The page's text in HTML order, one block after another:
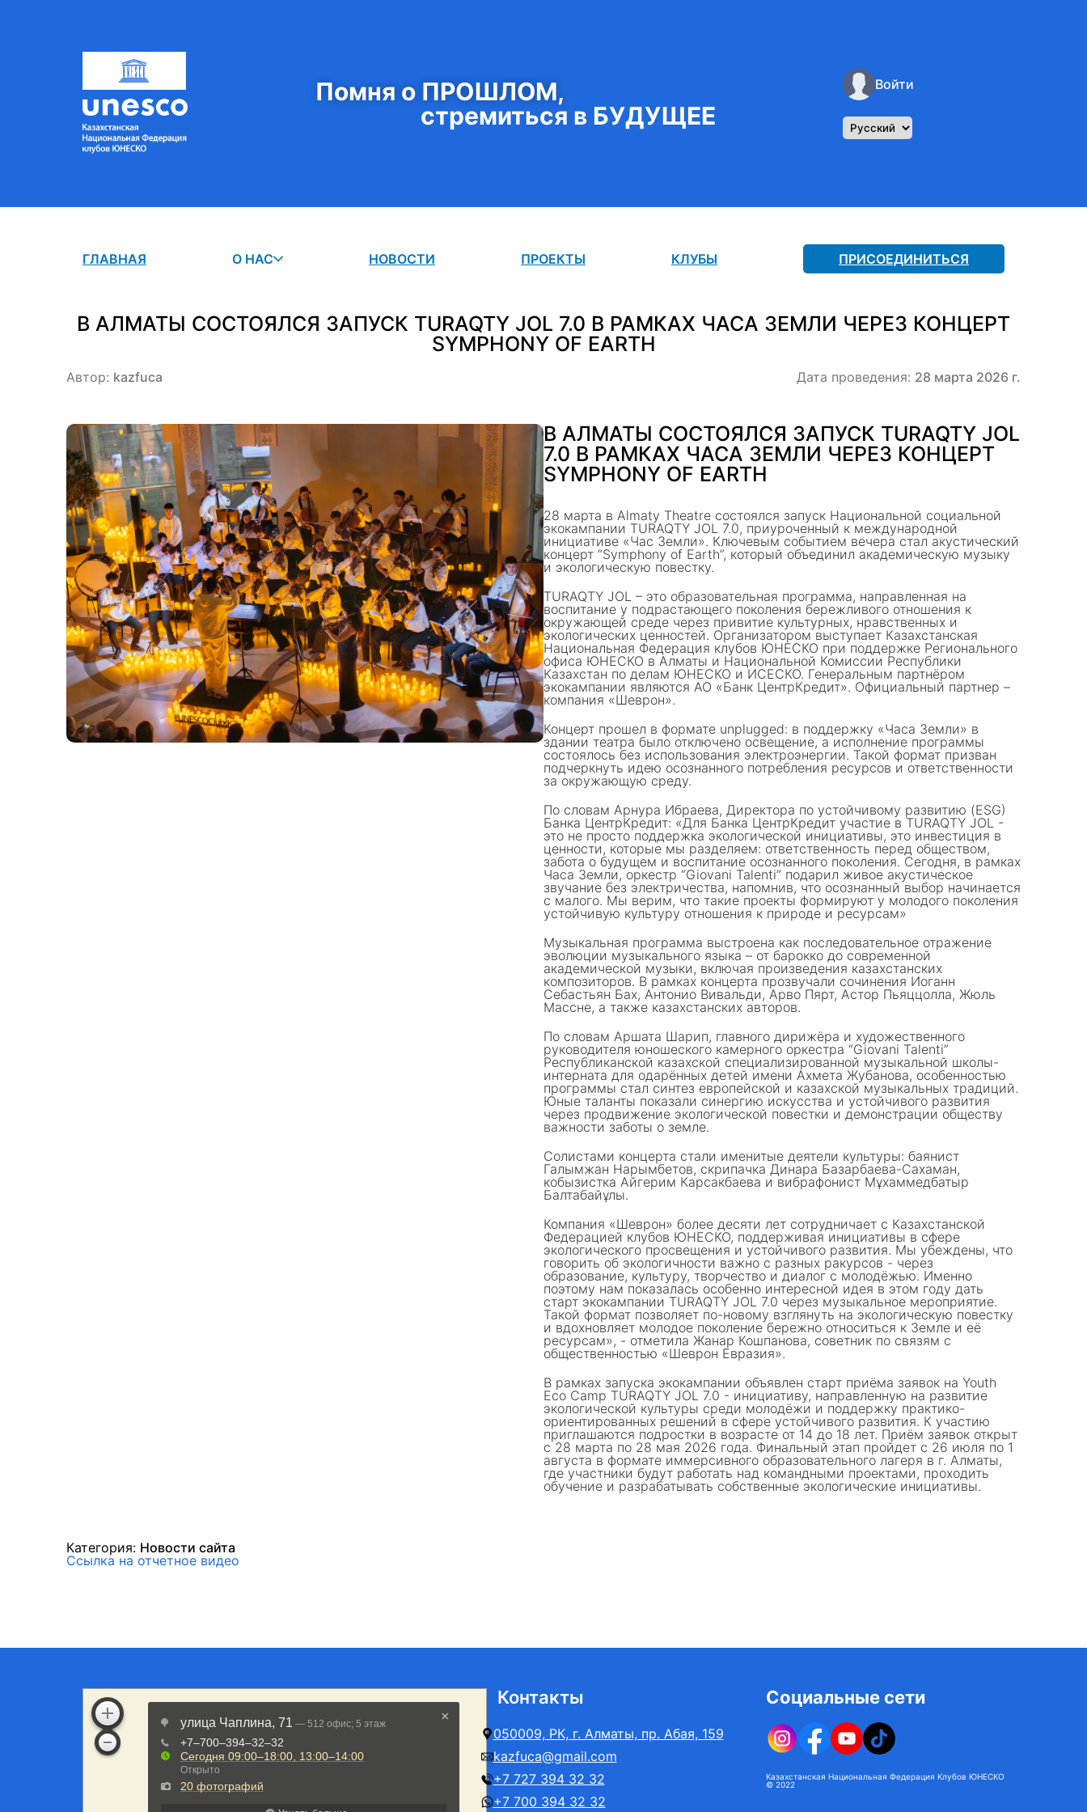
Помня о ПРОШЛОМ,
стремиться в БУДУЩЕЕ
Войти
ГЛАВНАЯ О НАС НОВОСТИ ПРОЕКТЫ КЛУБЫ ПРИСОЕДИНИТЬСЯ
В АЛМАТЫ СОСТОЯЛСЯ ЗАПУСК TURAQTY JOL 7.0 В РАМКАХ ЧАСА ЗЕМЛИ ЧЕРЕЗ КОНЦЕРТ
SYMPHONY OF EARTH
Автор: kazfuca Дата проведения: 28 марта 2026 г.
В АЛМАТЫ СОСТОЯЛСЯ ЗАПУСК TURAQTY JOL
7.0 В РАМКАХ ЧАСА ЗЕМЛИ ЧЕРЕЗ КОНЦЕРТ
SYMPHONY OF EARTH
28 марта в Almaty Theatre состоялся запуск Национальной социальной
экокампании TURAQTY JOL 7.0, приуроченный к международной
инициативе «Час Земли». Ключевым событием вечера стал акустический
концерт “Symphony of Earth”, который объединил академическую музыку
и экологическую повестку.
TURAQTY JOL – это образовательная программа, направленная на
воспитание у подрастающего поколения бережливого отношения к
окружающей среде через привитие культурных, нравственных и
экологических ценностей. Организатором выступает Казахстанская
Национальная Федерация клубов ЮНЕСКО при поддержке Регионального
офиса ЮНЕСКО в Алматы и Национальной Комиссии Республики
Казахстан по делам ЮНЕСКО и ИСЕСКО. Генеральным партнёром
экокампании являются АО «Банк ЦентрКредит». Официальный партнер –
компания «Шеврон».
Концерт прошел в формате unplugged: в поддержку «Часа Земли» в
здании театра было отключено освещение, а исполнение программы
состоялось без использования электроэнергии. Такой формат призван
подчеркнуть идею осознанного потребления ресурсов и ответственности
за окружающую среду.
По словам Арнура Ибраева, Директора по устойчивому развитию (ESG)
Банка ЦентрКредит: «Для Банка ЦентрКредит участие в TURAQTY JOL -
это не просто поддержка экологической инициативы, это инвестиция в
ценности, которые мы разделяем: ответственность перед обществом,
забота о будущем и воспитание осознанного поколения. Сегодня, в рамках
Часа Земли, оркестр “Giovani Talenti” подарил живое акустическое
звучание без электричества, напомнив, что осознанный выбор начинается
с малого. Мы верим, что такие проекты формируют у молодого поколения
устойчивую культуру отношения к природе и ресурсам»
Музыкальная программа выстроена как последовательное отражение
эволюции музыкального языка – от барокко до современной
академической музыки, включая произведения казахстанских
композиторов. В рамках концерта прозвучали сочинения Иоганн
Себастьян Бах, Антонио Вивальди, Арво Пярт, Астор Пьяццолла, Жюль
Массне, а также казахстанских авторов.
По словам Аршата Шарип, главного дирижёра и художественного
руководителя юношеского камерного оркестра “Giovani Talenti”
Республиканской казахской специализированной музыкальной школы-
интерната для одарённых детей имени Ахмета Жубанова, особенностью
программы стал синтез европейской и казахской музыкальных традиций.
Юные таланты показали синергию искусства и устойчивого развития
через продвижение экологической повестки и демонстрации обществу
важности заботы о земле.
Солистами концерта стали именитые деятели культуры: баянист
Галымжан Нарымбетов, скрипачка Динара Базарбаева-Сахаман,
кобызистка Айгерим Карсакбаева и вибрафонист Мұхаммедбатыр
Балтабайұлы.
Компания «Шеврон» более десяти лет сотрудничает с Казахстанской
Федерацией клубов ЮНЕСКО, поддерживая инициативы в сфере
экологического просвещения и устойчивого развития. Мы убеждены, что
говорить об экологичности важно с разных ракурсов - через
образование, культуру, творчество и диалог с молодёжью. Именно
поэтому нам показалась особенно интересной идея в этом году дать
старт экокампании TURAQTY JOL 7.0 через музыкальное мероприятие.
Такой формат позволяет по-новому взглянуть на экологическую повестку
и вдохновляет молодое поколение бережно относиться к Земле и её
ресурсам», - отметила Жанар Кошпанова, советник по связям с
общественностью «Шеврон Евразия».
В рамках запуска экокампании объявлен старт приёма заявок на Youth
Eco Camp TURAQTY JOL 7.0 - инициативу, направленную на развитие
экологической культуры среди молодёжи и поддержку практико-
ориентированных решений в сфере устойчивого развития. К участию
приглашаются подростки в возрасте от 14 до 18 лет. Приём заявок открыт
с 28 марта по 28 мая 2026 года. Финальный этап пройдет с 26 июля по 1
августа в формате иммерсивного образовательного лагеря в г. Алматы,
где участники будут работать над командными проектами, проходить
обучение и разрабатывать собственные экологические инициативы.
Категория: Новости сайта
Ссылка на отчетное видео
Контакты
050009, РК, г. Алматы, пр. Абая, 159
kazfuca@gmail.com
+7 727 394 32 32
+7 700 394 32 32
Социальные сети
Казахстанская Национальная Федерация Клубов ЮНЕСКО
© 2022